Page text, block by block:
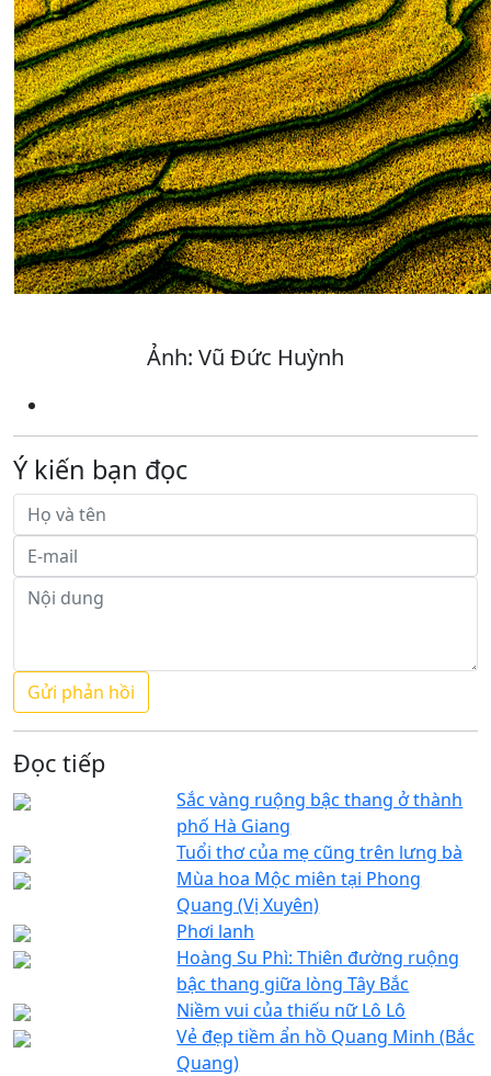
Ảnh: Vũ Đức Huỳnh
Ý kiến bạn đọc
Đọc tiếp
Sắc vàng ruộng bậc thang ở thành
phố Hà Giang
Tuổi thơ của mẹ cũng trên lưng bà
Mùa hoa Mộc miên tại Phong
Quang (Vị Xuyên)
Phơi lanh
Hoàng Su Phì: Thiên đường ruộng
bậc thang giữa lòng Tây Bắc
Niềm vui của thiếu nữ Lô Lô
Vẻ đẹp tiềm ẩn hồ Quang Minh (Bắc
Quang)